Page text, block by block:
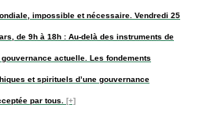
impossible et nécessaire. Vendredi 25
de 9h à 18h : Au-delà des instruments de
gouvernance actuelle. Les fondements
et spirituels d’une gouvernance
par tous. [+]